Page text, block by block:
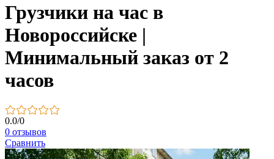
Грузчики на час в
Новороссийске |
Минимальный заказ от 2
часов
0.0/0
0 отзывов
Сравнить